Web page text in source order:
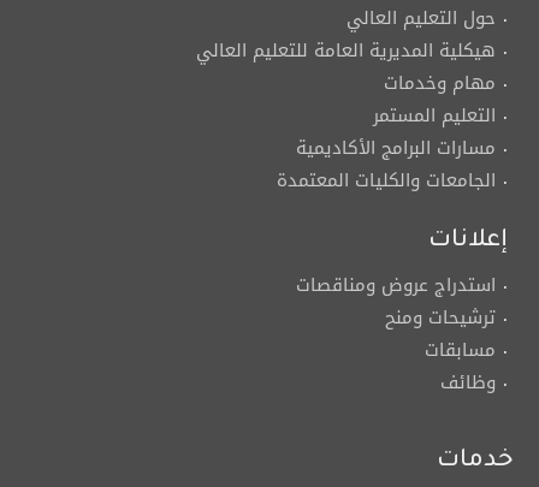
حول التعليم العالي
هيكلية المديرية العامة للتعليم العالي
مهام وخدمات
التعليم المستمر
مسارات البرامج الأكاديمية
الجامعات والكليات المعتمدة
إعلانات
استدراج عروض ومناقصات
ترشيحات ومنح
مسابقات
وظائف
خدمات